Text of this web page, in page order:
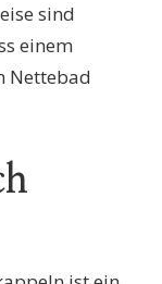
sind
einem
Nettebad